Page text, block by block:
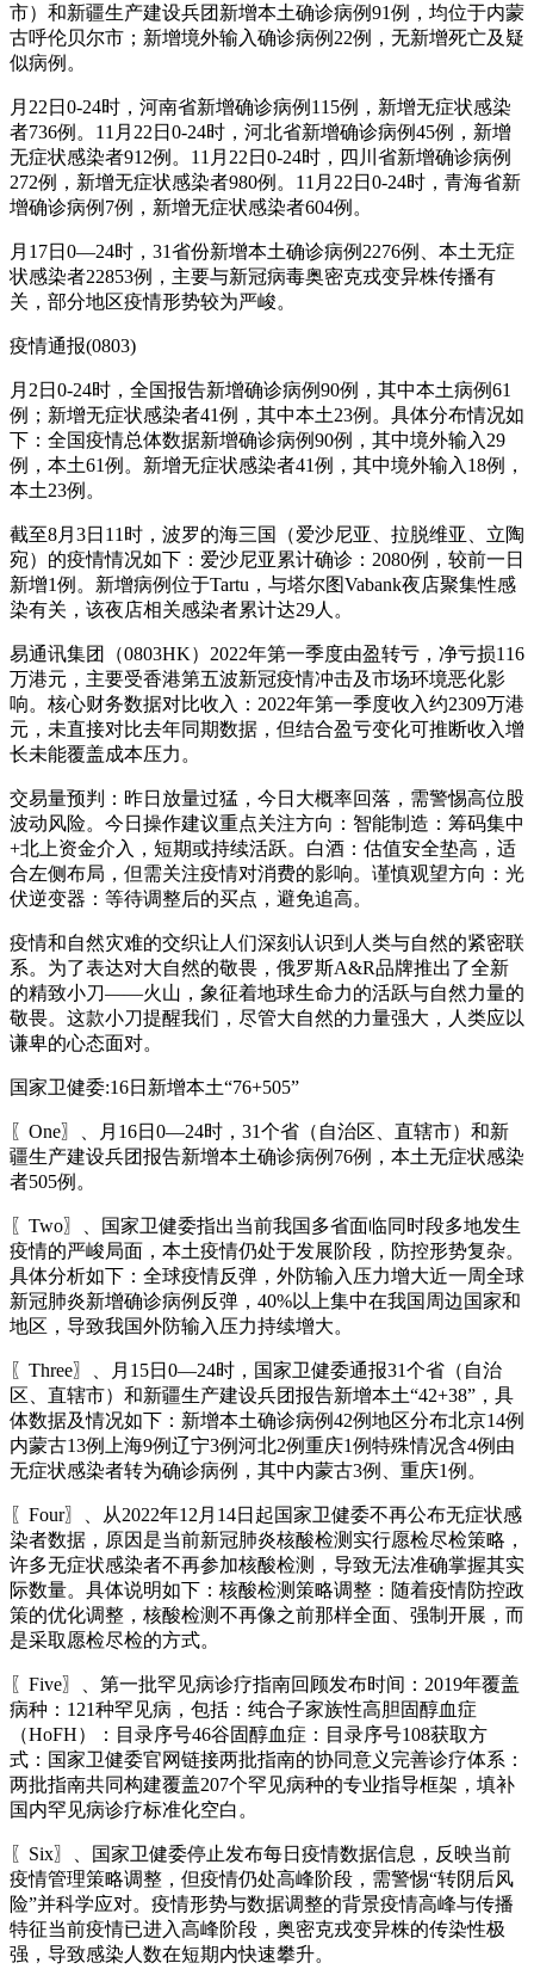
市）和新疆生产建设兵团新增本土确诊病例91例，均位于内蒙
古呼伦贝尔市；新增境外输入确诊病例22例，无新增死亡及疑
似病例。
月22日0-24时，河南省新增确诊病例115例，新增无症状感染
者736例。11月22日0-24时，河北省新增确诊病例45例，新增
无症状感染者912例。11月22日0-24时，四川省新增确诊病例
272例，新增无症状感染者980例。11月22日0-24时，青海省新
增确诊病例7例，新增无症状感染者604例。
月17日0—24时，31省份新增本土确诊病例2276例、本土无症
状感染者22853例，主要与新冠病毒奥密克戎变异株传播有
关，部分地区疫情形势较为严峻。
疫情通报(0803)
月2日0-24时，全国报告新增确诊病例90例，其中本土病例61
例；新增无症状感染者41例，其中本土23例。具体分布情况如
下：全国疫情总体数据新增确诊病例90例，其中境外输入29
例，本土61例。新增无症状感染者41例，其中境外输入18例，
本土23例。
截至8月3日11时，波罗的海三国（爱沙尼亚、拉脱维亚、立陶
宛）的疫情情况如下：爱沙尼亚累计确诊：2080例，较前一日
新增1例。新增病例位于Tartu，与塔尔图Vabank夜店聚集性感
染有关，该夜店相关感染者累计达29人。
易通讯集团（0803HK）2022年第一季度由盈转亏，净亏损116
万港元，主要受香港第五波新冠疫情冲击及市场环境恶化影
响。核心财务数据对比收入：2022年第一季度收入约2309万港
元，未直接对比去年同期数据，但结合盈亏变化可推断收入增
长未能覆盖成本压力。
交易量预判：昨日放量过猛，今日大概率回落，需警惕高位股
波动风险。今日操作建议重点关注方向：智能制造：筹码集中
+北上资金介入，短期或持续活跃。白酒：估值安全垫高，适
合左侧布局，但需关注疫情对消费的影响。谨慎观望方向：光
伏逆变器：等待调整后的买点，避免追高。
疫情和自然灾难的交织让人们深刻认识到人类与自然的紧密联
系。为了表达对大自然的敬畏，俄罗斯A&R品牌推出了全新
的精致小刀——火山，象征着地球生命力的活跃与自然力量的
敬畏。这款小刀提醒我们，尽管大自然的力量强大，人类应以
谦卑的心态面对。
国家卫健委:16日新增本土“76+505”
〖One〗、月16日0—24时，31个省（自治区、直辖市）和新
疆生产建设兵团报告新增本土确诊病例76例，本土无症状感染
者505例。
〖Two〗、国家卫健委指出当前我国多省面临同时段多地发生
疫情的严峻局面，本土疫情仍处于发展阶段，防控形势复杂。
具体分析如下：全球疫情反弹，外防输入压力增大近一周全球
新冠肺炎新增确诊病例反弹，40%以上集中在我国周边国家和
地区，导致我国外防输入压力持续增大。
〖Three〗、月15日0—24时，国家卫健委通报31个省（自治
区、直辖市）和新疆生产建设兵团报告新增本土“42+38”，具
体数据及情况如下：新增本土确诊病例42例地区分布北京14例
内蒙古13例上海9例辽宁3例河北2例重庆1例特殊情况含4例由
无症状感染者转为确诊病例，其中内蒙古3例、重庆1例。
〖Four〗、从2022年12月14日起国家卫健委不再公布无症状感
染者数据，原因是当前新冠肺炎核酸检测实行愿检尽检策略，
许多无症状感染者不再参加核酸检测，导致无法准确掌握其实
际数量。具体说明如下：核酸检测策略调整：随着疫情防控政
策的优化调整，核酸检测不再像之前那样全面、强制开展，而
是采取愿检尽检的方式。
〖Five〗、第一批罕见病诊疗指南回顾发布时间：2019年覆盖
病种：121种罕见病，包括：纯合子家族性高胆固醇血症
（HoFH）：目录序号46谷固醇血症：目录序号108获取方
式：国家卫健委官网链接两批指南的协同意义完善诊疗体系：
两批指南共同构建覆盖207个罕见病种的专业指导框架，填补
国内罕见病诊疗标准化空白。
〖Six〗、国家卫健委停止发布每日疫情数据信息，反映当前
疫情管理策略调整，但疫情仍处高峰阶段，需警惕“转阴后风
险”并科学应对。疫情形势与数据调整的背景疫情高峰与传播
特征当前疫情已进入高峰阶段，奥密克戎变异株的传染性极
强，导致感染人数在短期内快速攀升。